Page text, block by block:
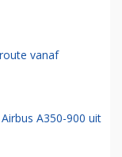
vanaf
A350-900 uit